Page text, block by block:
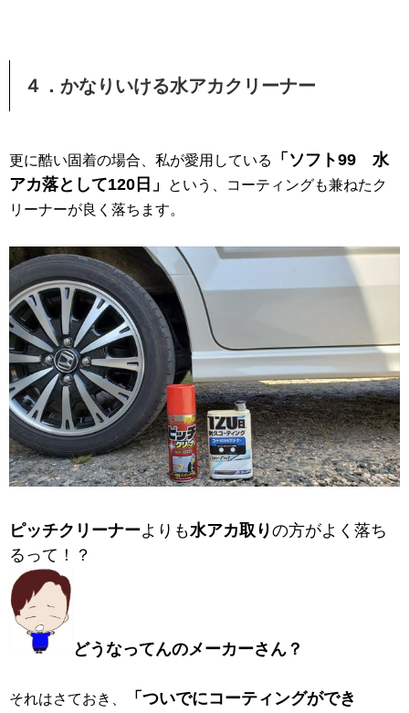
４．かなりいける水アカクリーナー
更に酷い固着の場合、私が愛用している
「ソフト99 水
アカ落として120日」
という、コーティングも兼ねたク
リーナーが良く落ちます。
ピッチクリーナーよりも水アカ取りの方がよく落ち
るって！？
どうなってんのメーカーさん？
それはさておき、
「ついでにコーティングができ